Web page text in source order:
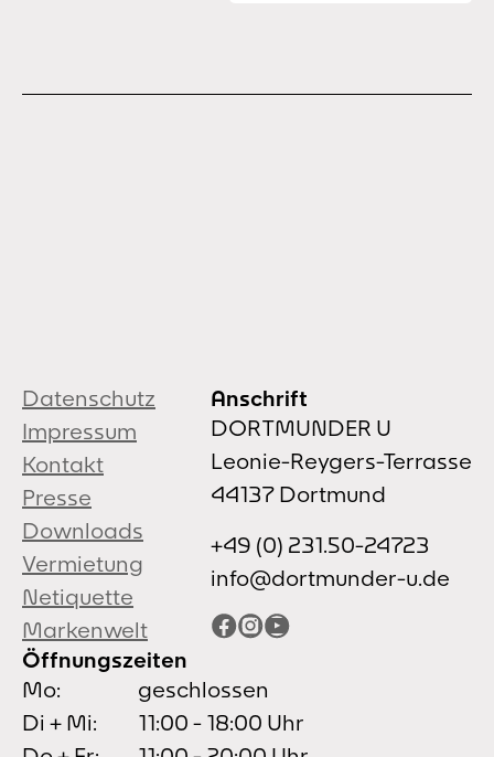
Datenschutz
Impressum
Kontakt
Presse
Downloads
Vermietung
Netiquette
Markenwelt
Anschrift
DORTMUNDER U
Leonie-Reygers-Terrasse
44137 Dortmund
+49 (0) 231.50-24723
info@dortmunder-u.de
Facebook
Instagram
YouTube
Öffnungszeiten
Mo:
geschlossen
Di + Mi:
11:00 - 18:00 Uhr